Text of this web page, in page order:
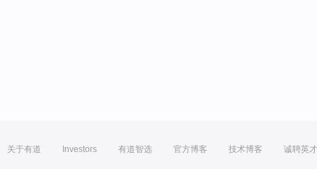
关于有道 Investors 有道智选 官方博客 技术博客 诚聘英才